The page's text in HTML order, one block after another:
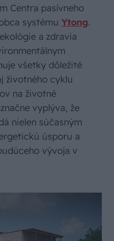
Centra pasívneho
systému Ytong.
a zdravia
všetky dôležité
životného cyklu
na životné
vyplýva, že
nielen súčasným
úsporu a
vývoja v